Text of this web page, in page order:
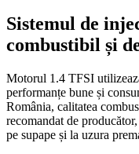
Sistemul de
combustibil și
Motorul 1.4 TFSI
performanțe bune și
România, calitatea
recomandat de
pe supape și la uzura